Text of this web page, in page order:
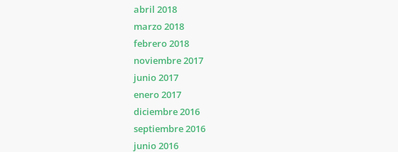
abril 2018
marzo 2018
febrero 2018
noviembre 2017
junio 2017
enero 2017
diciembre 2016
septiembre 2016
junio 2016